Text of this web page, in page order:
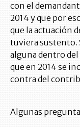
con el
2014 y que por
que la actuación
tuviera sustento.
alguna dentro
que en 2014 se
contra del
Algunas